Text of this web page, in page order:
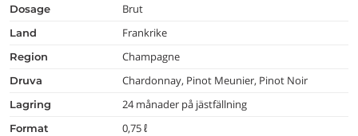
dosage Brut
land Frankrike
region Champagne
druva Chardonnay, Pinot Meunier, Pinot Noir
lagring 24 månader på jästfällning
format 0,75 ℓ